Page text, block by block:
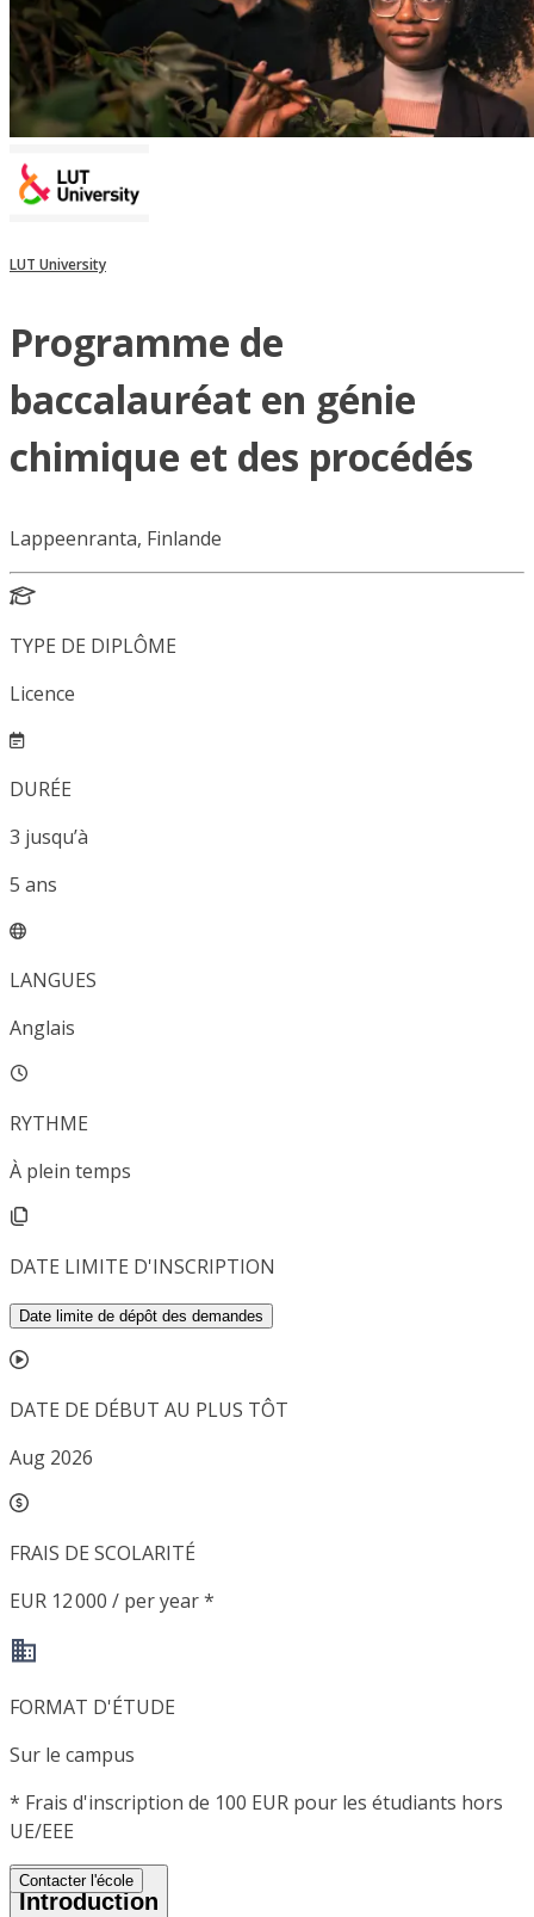
LUT University
Programme de
baccalauréat en génie
chimique et des procédés
Lappeenranta, Finlande
TYPE DE DIPLÔME
Licence
DURÉE
3 jusqu’à
5 ans
LANGUES
Anglais
RYTHME
À plein temps
DATE LIMITE D'INSCRIPTION
Date limite de dépôt des demandes
DATE DE DÉBUT AU PLUS TÔT
Aug 2026
FRAIS DE SCOLARITÉ
EUR 12 000 / per year *
FORMAT D'ÉTUDE
Sur le campus
* Frais d'inscription de 100 EUR pour les étudiants hors
UE/EEE
Contacter l'école
Introduction